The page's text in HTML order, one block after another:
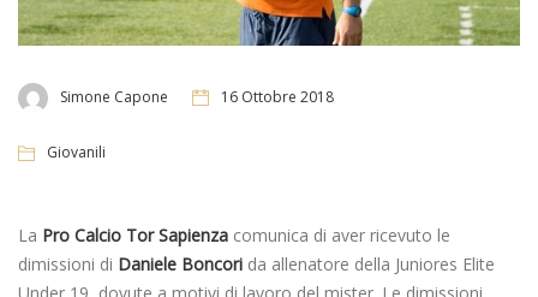
Simone Capone 16 Ottobre 2018
Giovanili
La Pro Calcio Tor Sapienza comunica di aver ricevuto le
dimissioni di Daniele Boncori da allenatore della Juniores Elite